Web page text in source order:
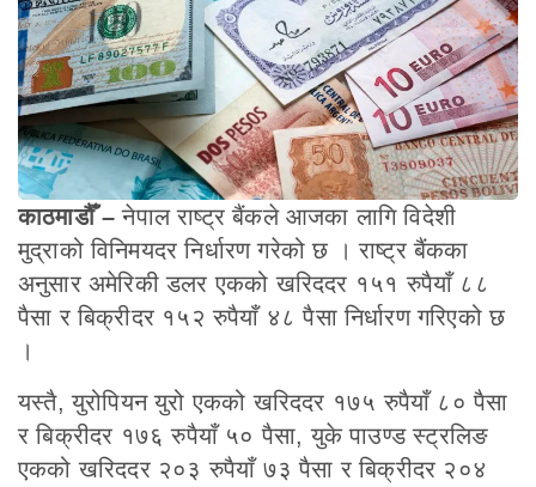
काठमाडौँ – नेपाल राष्ट्र बैंकले आजका लागि विदेशी
मुद्राको विनिमयदर निर्धारण गरेको छ । राष्ट्र बैंकका
अनुसार अमेरिकी डलर एकको खरिददर १५१ रुपैयाँ ८८
पैसा र बिक्रीदर १५२ रुपैयाँ ४८ पैसा निर्धारण गरिएको छ
।
यस्तै, युरोपियन युरो एकको खरिददर १७५ रुपैयाँ ८० पैसा
र बिक्रीदर १७६ रुपैयाँ ५० पैसा, युके पाउण्ड स्ट्रलिङ
एकको खरिददर २०३ रुपैयाँ ७३ पैसा र बिक्रीदर २०४